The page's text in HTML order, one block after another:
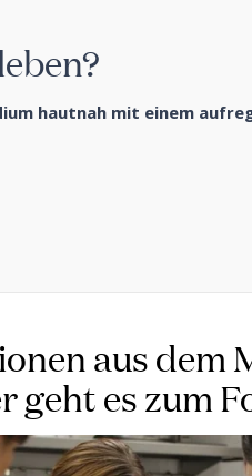
hautnah mit einem
aus dem
geht es zum